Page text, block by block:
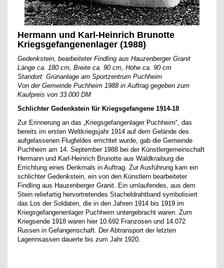
Hermann und Karl-Heinrich Brunotte
Kriegsgefangenenlager (1988)
Gedenkstein, bearbeiteter Findling aus Hauzenberger Granit
Länge ca. 180 cm, Breite ca. 90 cm, Höhe ca. 90 cm
Standort: Grünanlage am Sportzentrum Puchheim
Von der Gemeinde Puchheim 1988 in Auftrag gegeben zum
Kaufpreis von 33.000 DM
Schlichter Gedenkstein für Kriegsgefangene 1914-18
Zur Erinnerung an das „Kriegsgefangenlager Puchheim“, das
bereits im ersten Weltkriegsjahr 1914 auf dem Gelände des
aufgelassenen Flugfeldes errichtet wurde, gab die Gemeinde
Puchheim am 14. September 1988 bei der Künstlergemeinschaft
Hermann und Karl-Heinrich Brunotte aus Waldkraiburg die
Errichtung eines Denkmals in Auftrag. Zur Ausführung kam ein
schlichter Gedenkstein, ein von den Künstlern bearbeiteter
Findling aus Hauzenberger Granit. Ein umlaufendes, aus dem
Stein reliefartig hervortretendes Stacheldrahtband symbolisiert
das Los der Soldaten, die in den Jahren 1914 bis 1919 im
Kriegsgefangenenlager Puchheim untergebracht waren. Zum
Kriegsende 1918 waren hier 10.692 Franzosen und 14.072
Russen in Gefangenschaft. Der Abtransport der letzten
Lagerinsassen dauerte bis zum Jahr 1920.